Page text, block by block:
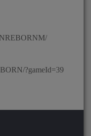
?gameId=39